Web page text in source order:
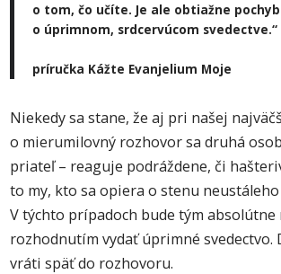
o tom, čo učíte. Je ale obtiažne
o úprimnom, srdcervúcom svedectve.“
príručka Kážte Evanjelium Moje
Niekedy sa stane, že aj pri našej
o mierumilovný rozhovor sa druhá
priateľ – reaguje podráždene, či
to my, kto sa opiera o stenu
V týchto prípadoch bude tým absolútne
rozhodnutím vydať úprimné svedectvo.
vráti späť do rozhovoru.